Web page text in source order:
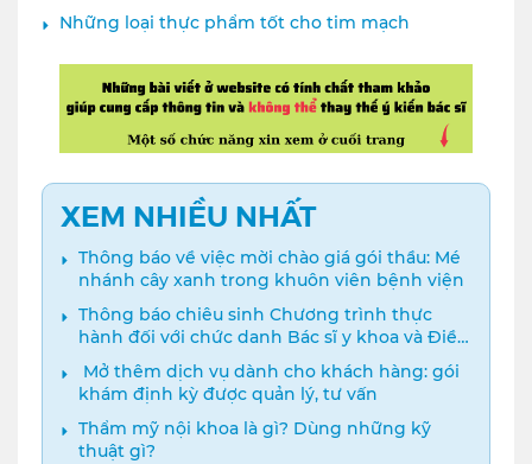
Những loại thực phẩm tốt cho tim mạch
XEM NHIỀU NHẤT
Thông báo về việc mời chào giá gói thầu: Mé
nhánh cây xanh trong khuôn viên bệnh viện
Thông báo chiêu sinh Chương trình thực
hành đối với chức danh Bác sĩ y khoa và Điều
dưỡng năm 2024
️ Mở thêm dịch vụ dành cho khách hàng: gói
khám định kỳ được quản lý, tư vấn
Thẩm mỹ nội khoa là gì? Dùng những kỹ
thuật gì?